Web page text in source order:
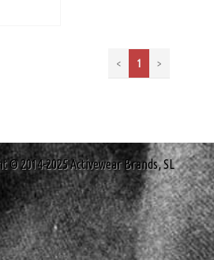
< 1 >
© 2014-2025 Activewear Brands, SL